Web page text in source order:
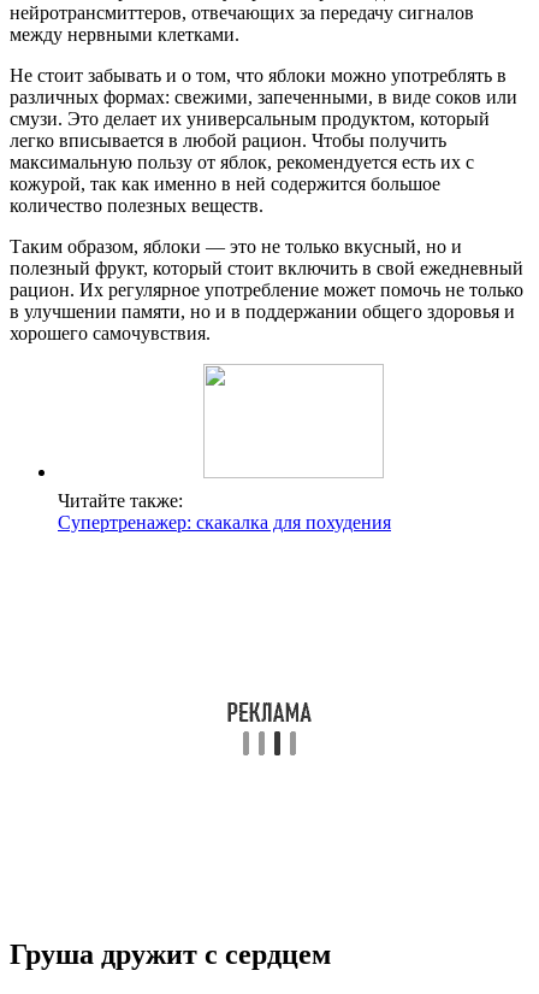
нейротрансмиттеров, отвечающих за передачу сигналов
между нервными клетками.
Не стоит забывать и о том, что яблоки можно употреблять в
различных формах: свежими, запеченными, в виде соков или
смузи. Это делает их универсальным продуктом, который
легко вписывается в любой рацион. Чтобы получить
максимальную пользу от яблок, рекомендуется есть их с
кожурой, так как именно в ней содержится большое
количество полезных веществ.
Таким образом, яблоки — это не только вкусный, но и
полезный фрукт, который стоит включить в свой ежедневный
рацион. Их регулярное употребление может помочь не только
в улучшении памяти, но и в поддержании общего здоровья и
хорошего самочувствия.
Читайте также:
Супертренажер: скакалка для похудения
Груша дружит с сердцем